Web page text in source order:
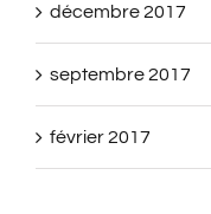
décembre 2017
septembre 2017
février 2017